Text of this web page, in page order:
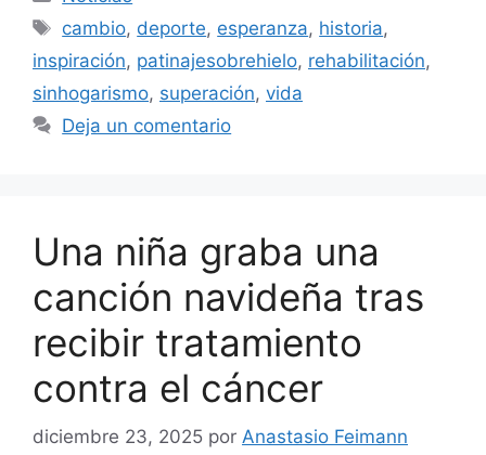
Etiquetas
cambio, deporte, esperanza, historia,
inspiración, patinajesobrehielo, rehabilitación,
sinhogarismo, superación, vida
Deja un comentario
Una niña graba una
canción navideña tras
recibir tratamiento
contra el cáncer
diciembre 23, 2025 por Anastasio Feimann